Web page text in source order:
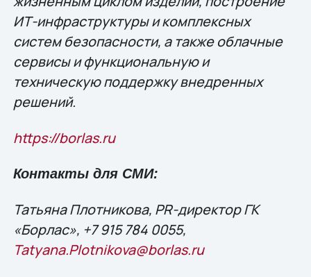
ИТ-инфраструктуры и комплексных
систем безопасности, а также облачные
сервисы и функциональную и
техническую поддержку внедренных
решений.
https://borlas.ru
Контакты для СМИ:
Татьяна Плотникова, PR-директор ГК
«Борлас», +7 915 784 0055,
Tatyana.Plotnikova@borlas.ru